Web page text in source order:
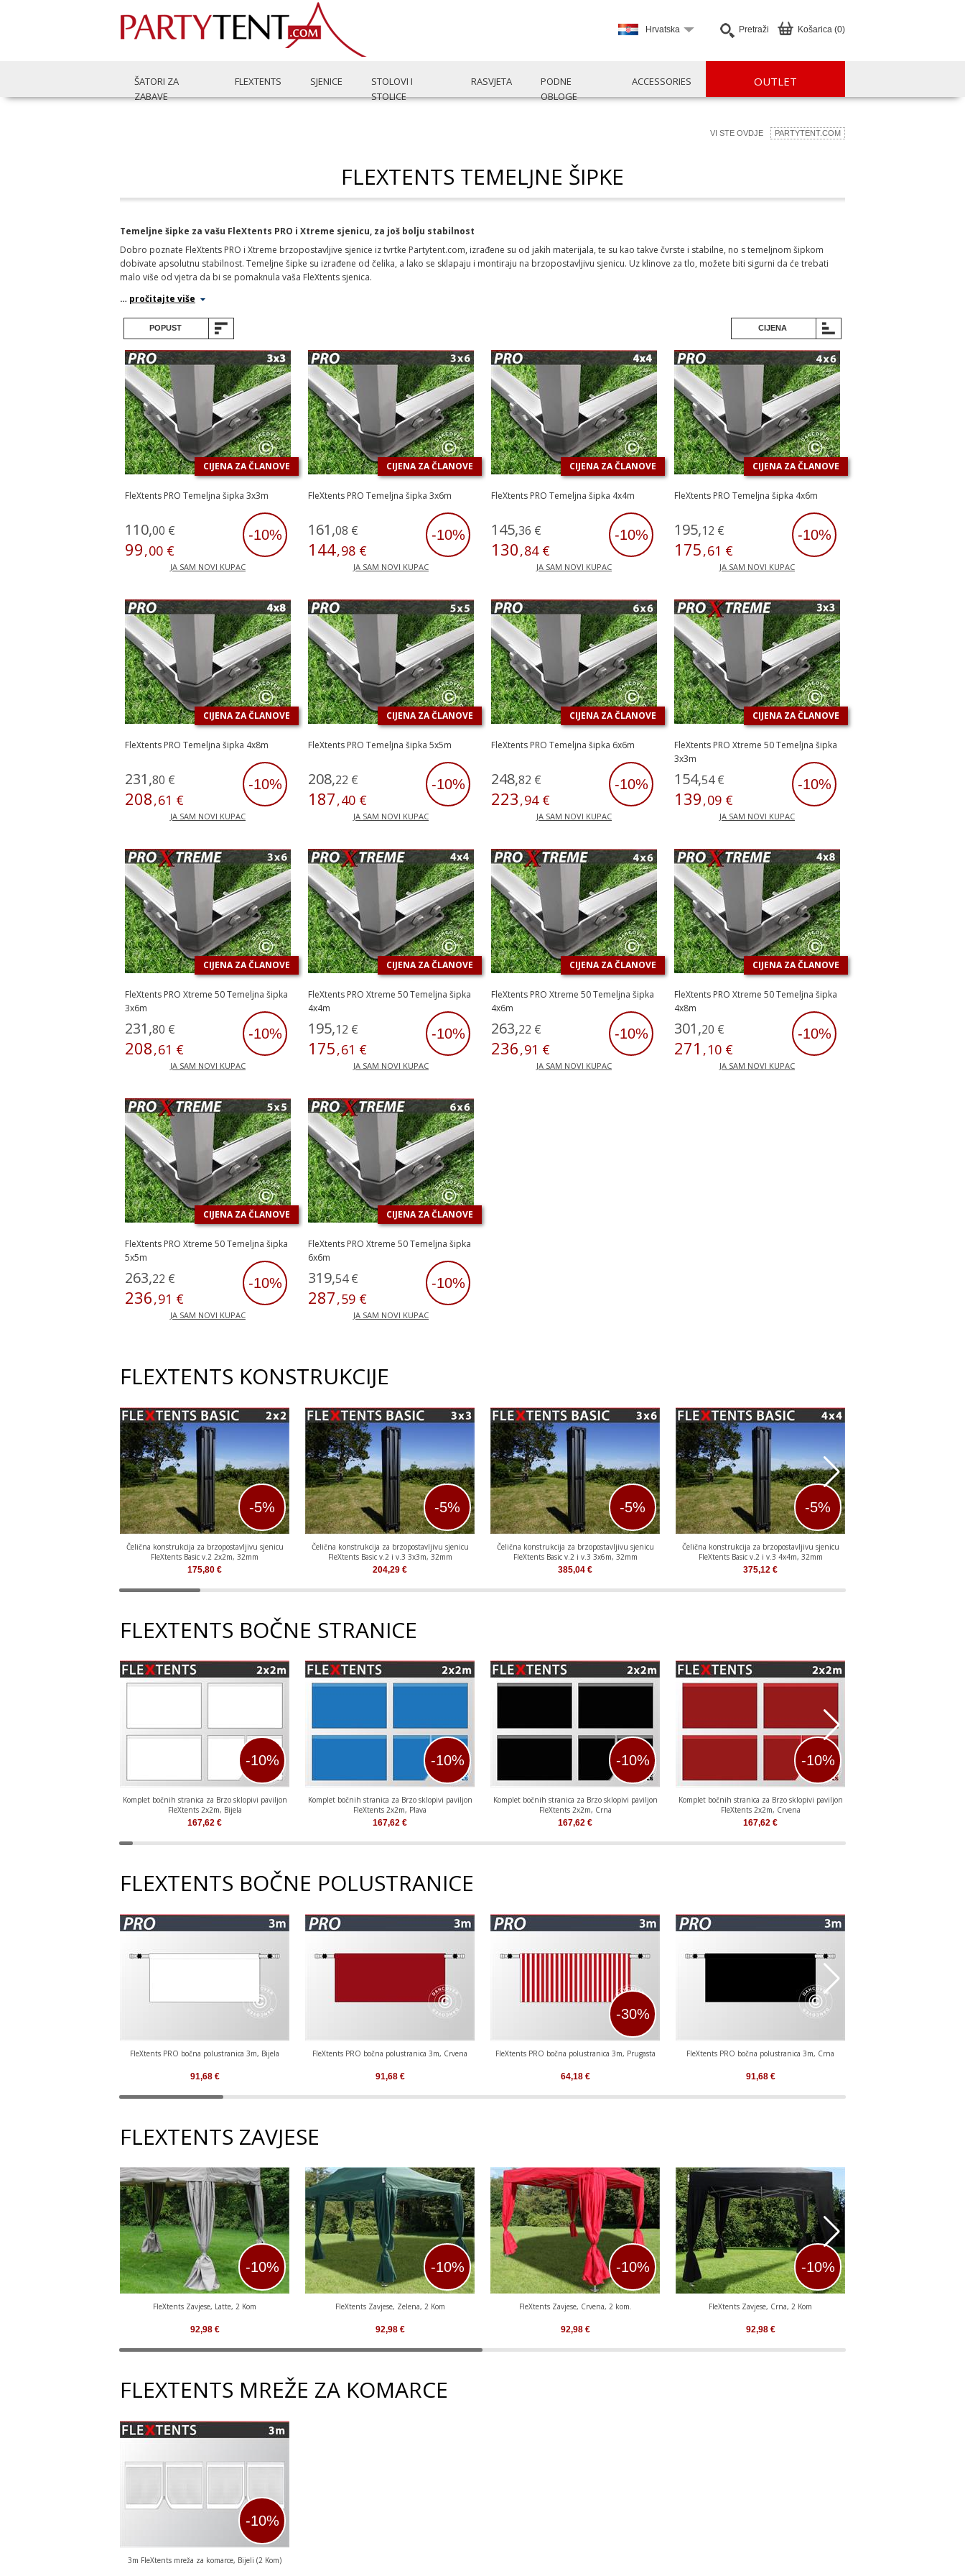
Košarica (0)
Pretraži
Hrvatska
ŠATORI ZA
ZABAVE
FLEXTENTS SJENICE
STOLOVI I
STOLICE
RASVJETA
PODNE
OBLOGE
ACCESSORIES OUTLET
VI STE OVDJE PARTYTENT.COM
FLEXTENTS TEMELJNE ŠIPKE
Temeljne šipke za vašu FleXtents PRO i Xtreme sjenicu, za još bolju stabilnost
Dobro poznate FleXtents PRO i Xtreme brzopostavljive sjenice iz tvrtke Partytent.com, izrađene su od jakih materijala, te su kao takve čvrste i stabilne, no s temeljnom šipkom
dobivate apsolutnu stabilnost. Temeljne šipke su izrađene od čelika, a lako se sklapaju i montiraju na brzopostavljivu sjenicu. Uz klinove za tlo, možete biti sigurni da će trebati
malo više od vjetra da bi se pomaknula vaša FleXtents sjenica.
… pročitajte više
POPUST CIJENA
FleXtents PRO Temeljna šipka 3x3m
-10%
JA SAM NOVI KUPAC
110,00 €
99,00 €
CIJENA ZA ČLANOVE
FleXtents PRO Temeljna šipka 3x6m
-10%
JA SAM NOVI KUPAC
161,08 €
144,98 €
CIJENA ZA ČLANOVE
FleXtents PRO Temeljna šipka 4x4m
-10%
JA SAM NOVI KUPAC
145,36 €
130,84€
CIJENA ZA ČLANOVE
FleXtents PRO Temeljna šipka 4x6m
-10%
JA SAM NOVI KUPAC
195,12 €
175,61 €
CIJENA ZA ČLANOVE
FleXtents PRO Temeljna šipka 4x8m
-10%
JA SAM NOVI KUPAC
231,80 €
208,61 €
CIJENA ZA ČLANOVE
FleXtents PRO Temeljna šipka 5x5m
-10%
JA SAM NOVI KUPAC
208,22 €
187,40 €
CIJENA ZA ČLANOVE
FleXtents PRO Temeljna šipka 6x6m
-10%
JA SAM NOVI KUPAC
248,82 €
223,94€
CIJENA ZA ČLANOVE
FleXtents PRO Xtreme 50 Temeljna šipka
3x3m
-10%
JA SAM NOVI KUPAC
154,54€
139,09 €
CIJENA ZA ČLANOVE
FleXtents PRO Xtreme 50 Temeljna šipka
3x6m
-10%
JA SAM NOVI KUPAC
231,80 €
208,61 €
CIJENA ZA ČLANOVE
FleXtents PRO Xtreme 50 Temeljna šipka
4x4m
-10%
JA SAM NOVI KUPAC
195,12 €
175,61 €
CIJENA ZA ČLANOVE
FleXtents PRO Xtreme 50 Temeljna šipka
4x6m
-10%
JA SAM NOVI KUPAC
263,22 €
236,91 €
CIJENA ZA ČLANOVE
FleXtents PRO Xtreme 50 Temeljna šipka
4x8m
-10%
JA SAM NOVI KUPAC
301,20 €
271 ,10 €
CIJENA ZA ČLANOVE
FleXtents PRO Xtreme 50 Temeljna šipka
5x5m
-10%
JA SAM NOVI KUPAC
263,22 €
236,91 €
CIJENA ZA ČLANOVE
FleXtents PRO Xtreme 50 Temeljna šipka
6x6m
-10%
JA SAM NOVI KUPAC
319,54€
287,59 €
CIJENA ZA ČLANOVE
FLEXTENTS KONSTRUKCIJE
-5%
Čelična konstrukcija za brzopostavljivu sjenicu
FleXtents Basic v.2 2x2m, 32mm
175,80 €
-5%
Čelična konstrukcija za brzopostavljivu sjenicu
FleXtents Basic v.2 i v.3 3x3m, 32mm
204,29 €
-5%
Čelična konstrukcija za brzopostavljivu sjenicu
FleXtents Basic v.2 i v.3 3x6m, 32mm
385,04 €
-5%
Čelična konstrukcija za brzopostavljivu sjenicu
FleXtents Basic v.2 i v.3 4x4m, 32mm
375,12 €
FLEXTENTS BOČNE STRANICE
-10%
Komplet bočnih stranica za Brzo sklopivi paviljon
FleXtents 2x2m, Bijela
167,62 €
-10%
Komplet bočnih stranica za Brzo sklopivi paviljon
FleXtents 2x2m, Plava
167,62 €
-10%
Komplet bočnih stranica za Brzo sklopivi paviljon
FleXtents 2x2m, Crna
167,62 €
-10%
Komplet bočnih stranica za Brzo sklopivi paviljon
FleXtents 2x2m, Crvena
167,62 €
FLEXTENTS BOČNE POLUSTRANICE
FleXtents PRO bočna polustranica 3m, Bijela
91,68€
FleXtents PRO bočna polustranica 3m, Crvena
91,68€
-30%
FleXtents PRO bočna polustranica 3m, Prugasta
64,18€
FleXtents PRO bočna polustranica 3m, Crna
91,68€
FLEXTENTS ZAVJESE
-10%
FleXtents Zavjese, Latte, 2 Kom
92,98€
-10%
FleXtents Zavjese, Zelena, 2 Kom
92,98€
-10%
FleXtents Zavjese, Crvena, 2 kom.
92,98€
-10%
FleXtents Zavjese, Crna, 2 Kom
92,98€
FLEXTENTS MREŽE ZA KOMARCE
-10%
3m FleXtents mreža za komarce, Bijeli (2 Kom)